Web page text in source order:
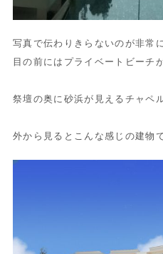
写真で伝わりきらないのが非常
目の前にはプライベートビーチが
祭壇の奥に砂浜が見えるチャペ
外から見るとこんな感じの建物